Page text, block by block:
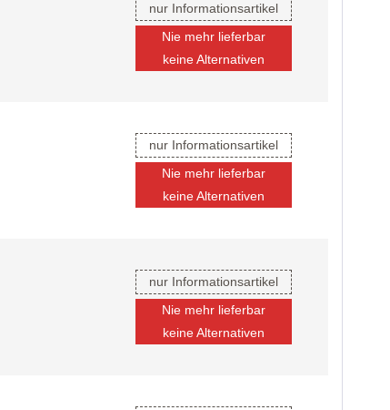
nur Informationsartikel
Nie mehr lieferbar
keine Alternativen
nur Informationsartikel
Nie mehr lieferbar
keine Alternativen
nur Informationsartikel
Nie mehr lieferbar
keine Alternativen